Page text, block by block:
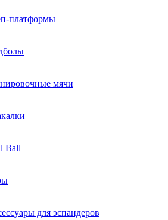
платформы
мячи
Ball
для эспандеров